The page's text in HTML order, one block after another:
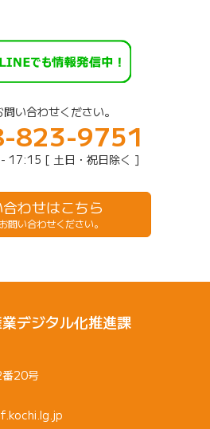
い合わせください。
823-9751
17:15 [ 土日・祝日除く ]
わせはこちら
問い合わせください。
デジタル化推進課
番20号